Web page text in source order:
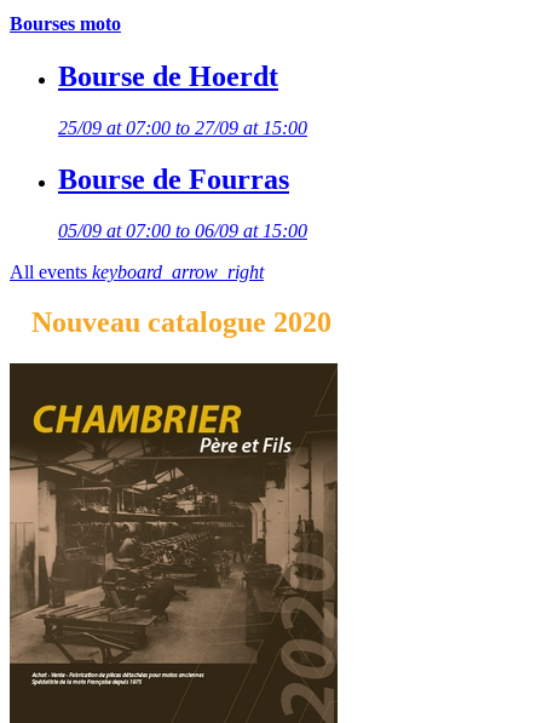
Bourses moto
Bourse de Hoerdt
25/09 at 07:00 to 27/09 at 15:00
Bourse de Fourras
05/09 at 07:00 to 06/09 at 15:00
All events keyboard_arrow_right
Nouveau catalogue 2020